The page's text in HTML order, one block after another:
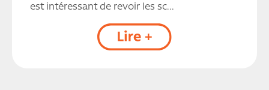
est intéressant de revoir les sc...